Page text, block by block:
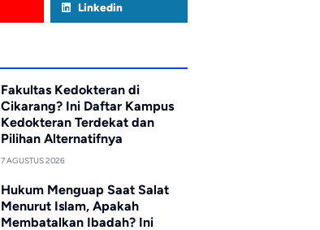
Linkedin
Fakultas Kedokteran di
Cikarang? Ini Daftar Kampus
Kedokteran Terdekat dan
Pilihan Alternatifnya
7 AGUSTUS 2026
Hukum Menguap Saat Salat
Menurut Islam, Apakah
Membatalkan Ibadah? Ini